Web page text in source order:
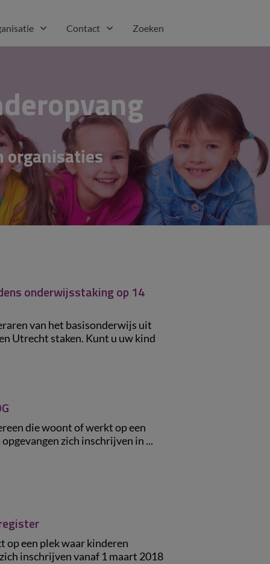
Contact Zoeken
organisaties
onderwijsstaking op 14
van het basisonderwijs uit
Utrecht staken. Kunt u uw kind
die woont of werkt op een
zich inschrijven in ...
op een plek waar kinderen
inschrijven vanaf 1 maart 2018